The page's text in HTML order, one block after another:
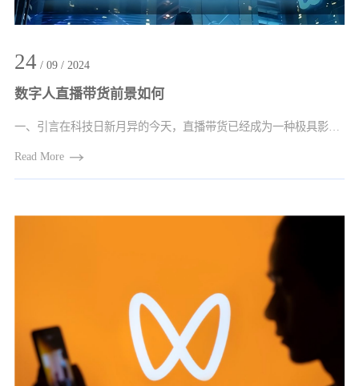
24 / 09 / 2024
数字人直播带货前景如何
一、引言在科技日新月异的今天，直播带货已经成为一种极具影响力的商业营销模式。而随···
Read More